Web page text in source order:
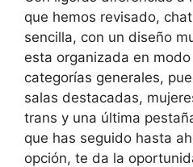
que hemos revisado,
sencilla, con un diseño
esta organizada en
categorías generales,
salas destacadas,
trans y una última
que has seguido hasta
opción, te da la